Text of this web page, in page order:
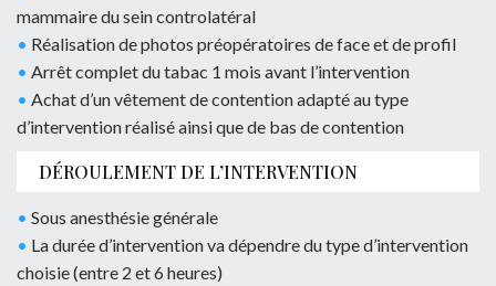
mammaire du sein controlatéral
• Réalisation de photos préopératoires de face et de profil
• Arrêt complet du tabac 1 mois avant l’intervention
• Achat d’un vêtement de contention adapté au type
d’intervention réalisé ainsi que de bas de contention
DÉROULEMENT DE L’INTERVENTION
• Sous anesthésie générale
• La durée d’intervention va dépendre du type d’intervention
choisie (entre 2 et 6 heures)